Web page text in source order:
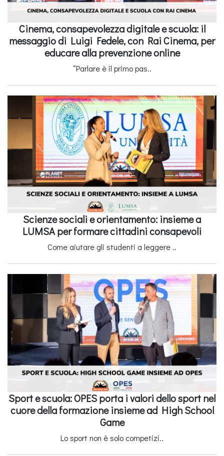
Cinema, consapevolezza digitale e scuola: il
messaggio di Luigi Fedele, con Rai Cinema, per
educare alla prevenzione online
“Parlare è il primo pas..
Scienze sociali e orientamento: insieme a
LUMSA per formare cittadini consapevoli
Come aiutare gli studenti a leggere ..
Sport e scuola: OPES porta i valori dello sport nel
cuore della formazione insieme ad High School
Game
Lo sport non è solo competizi..